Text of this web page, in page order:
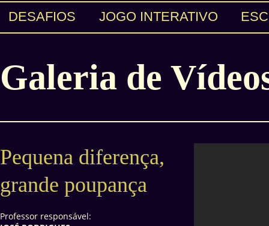
DESAFIOS JOGO INTERATIVO
Galeria de
Pequena diferença,
grande poupança
Professor responsável: